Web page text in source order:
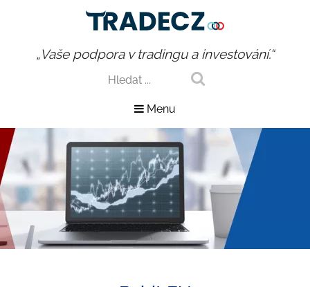
„Vaše podpora v tradingu a investování.“
Menu